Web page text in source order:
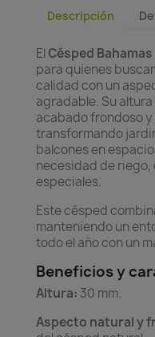
Descripción
El Césped Bahamas
para quienes
calidad con un
agradable. Su
acabado frondoso y
transformando
balcones en
necesidad de
especiales.
Este césped
manteniendo un
todo el año con un
Beneficios y
Altura: 30 mm.
Aspecto natural y